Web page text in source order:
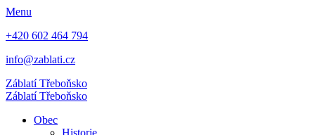
Menu
+420 602 464 794
info@zablati.cz
ZáblatíTřeboňsko
ZáblatíTřeboňsko
Obec
Historie